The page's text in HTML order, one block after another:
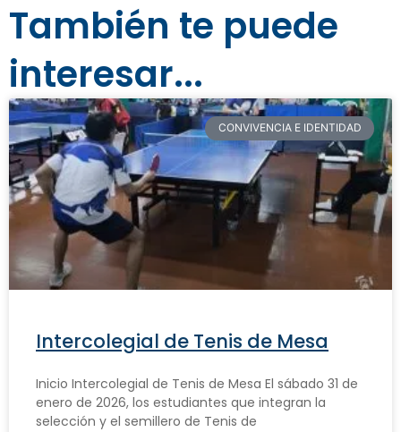
También te puede
interesar...
CONVIVENCIA E IDENTIDAD
Intercolegial de Tenis de Mesa
Inicio Intercolegial de Tenis de Mesa El sábado 31 de
enero de 2026, los estudiantes que integran la
selección y el semillero de Tenis de